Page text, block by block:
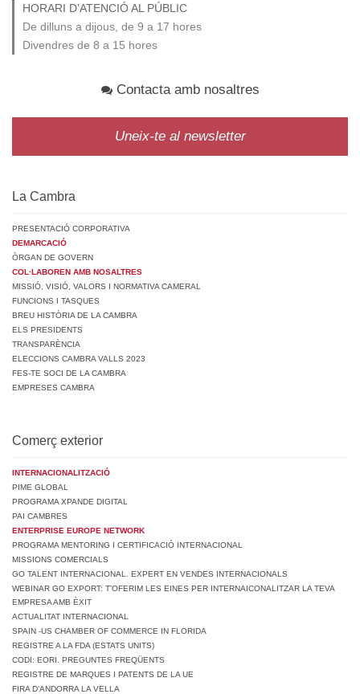
HORARI D’ATENCIÓ AL PÚBLIC
De dilluns a dijous, de 9 a 17 hores
Divendres de 8 a 15 hores
Contacta amb nosaltres
Uneix-te al newsletter
La Cambra
PRESENTACIÓ CORPORATIVA
DEMARCACIÓ
ÒRGAN DE GOVERN
COL·LABOREN AMB NOSALTRES
MISSIÓ, VISIÓ, VALORS I NORMATIVA CAMERAL
FUNCIONS I TASQUES
BREU HISTÒRIA DE LA CAMBRA
ELS PRESIDENTS
TRANSPARÈNCIA
ELECCIONS CAMBRA VALLS 2023
FES-TE SOCI DE LA CAMBRA
EMPRESES CAMBRA
Comerç exterior
INTERNACIONALITZACIÓ
PIME GLOBAL
PROGRAMA XPANDE DIGITAL
PAI CAMBRES
ENTERPRISE EUROPE NETWORK
PROGRAMA MENTORING I CERTIFICACIÓ INTERNACIONAL
MISSIONS COMERCIALS
GO TALENT INTERNACIONAL. EXPERT EN VENDES INTERNACIONALS
WEBINAR GO EXPORT: T’OFERIM LES EINES PER INTERNAICONALITZAR LA TEVA
EMPRESA AMB ÈXIT
ACTUALITAT INTERNACIONAL
SPAIN -US CHAMBER OF COMMERCE IN FLORIDA
REGISTRE A LA FDA (ESTATS UNITS)
CODI: EORI. PREGUNTES FREQÜENTS
REGISTRE DE MARQUES I PATENTS DE LA UE
FIRA D’ANDORRA LA VELLA